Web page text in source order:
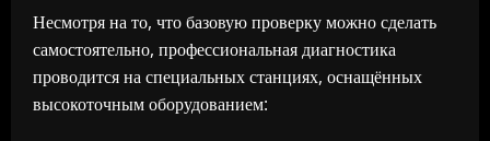
Несмотря на то, что базовую проверку можно сделать
самостоятельно, профессиональная диагностика
проводится на специальных станциях, оснащённых
высокоточным оборудованием: